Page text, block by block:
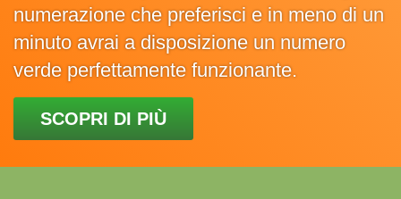
numerazione che preferisci e in meno di un
minuto avrai a disposizione un numero
verde perfettamente funzionante.
SCOPRI DI PIÙ